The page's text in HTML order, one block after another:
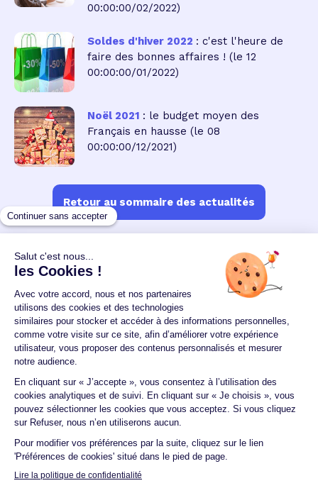
00:00:00/02/2022)
Soldes d'hiver 2022 : c'est l'heure de
faire des bonnes affaires ! (le 12
00:00:00/01/2022)
Noël 2021 : le budget moyen des
Français en hausse (le 08
00:00:00/12/2021)
Retour au sommaire des actualités
Un crédit vous engage et doit être remboursé.
Vérifiez vos capacités de remboursement avant de
vous engager.
Aucun versement, de quelque nature que ce soit, ne
peut être exigé d'un particulier avant l'obtention
d'un ou plusieurs prêts d'argent.
© 2026 Guide du crédit •Plan du site• Mentions
Accessibilité Contact